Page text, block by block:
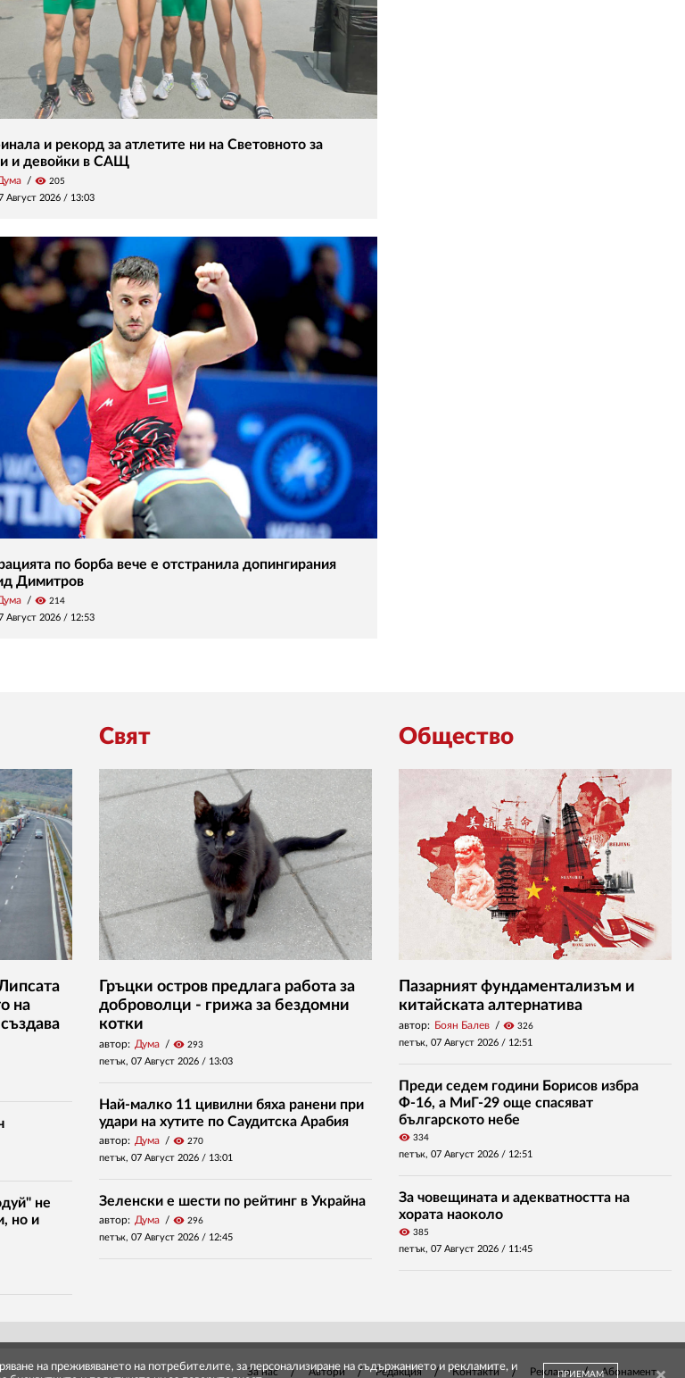
и рекорд за атлетите ни на Световното за
и девойки в САЩ
visibility 205
Август 2026 / 13:03
по борба вече е отстранила допингирания
Димитров
visibility 214
Август 2026 / 12:53
на
не
но и
Свят
Гръцки остров предлага работа за
доброволци - грижа за бездомни
котки
автор: Дума visibility 293
петък, 07 Август 2026 / 13:03
Най-малко 11 цивилни бяха ранени при
удари на хутите по Саудитска Арабия
автор: Дума visibility 270
петък, 07 Август 2026 / 13:01
Зеленски е шести по рейтинг в Украйна
автор: Дума visibility 296
петък, 07 Август 2026 / 12:45
Общество
Пазарният фундаментализъм и
китайската алтернатива
автор: Боян Балев visibility 326
петък, 07 Август 2026 / 12:51
Преди седем години Борисов избра
Ф-16, а МиГ-29 още спасяват
българското небе
visibility 334
петък, 07 Август 2026 / 12:51
За човещината и адекватността на
хората наоколо
visibility 385
петък, 07 Август 2026 / 11:45
За нас Автори Редакция Контакти Реклама Абонамент
на преживяването на потребителите, за персонализиране на съдържанието и рекламите, и
ПРИЕМАМ